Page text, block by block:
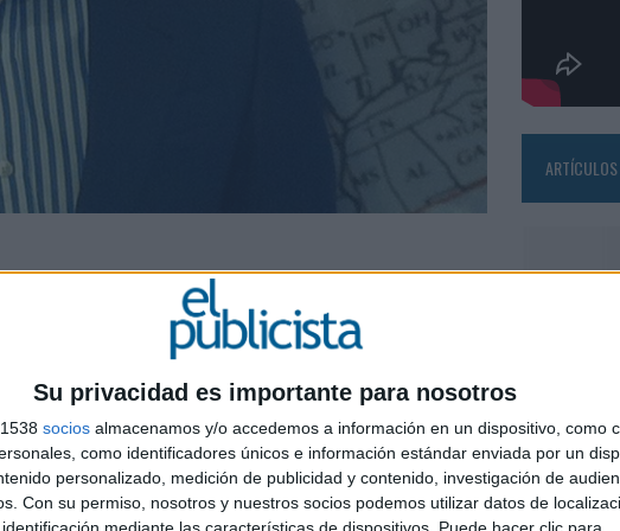
Su privacidad es importante para nosotros
socios almacenamos y/o accedemos a información en un dispositivo, como
como identificadores únicos e información estándar enviada por un
personalizado, medición de publicidad y contenido, investigación de
Con su permiso, nosotros y nuestros socios podemos utilizar datos de
mediante las características de dispositivos. Puede hacer clic para
OPORTUNIDAD DE INCLUSIÓN
EXPERIENCIA DE MARCA EN IBIZA
de la compañía
del departamento de Nuevo Negocio. Serrano viene de Zieltraffic España, donde
las estrategias de ventas dentro del departamento de New Business de su filial
desarrollado su carrera profesional en el área de Marketing & Ventas desde 2006,
activa y gestión de diferentes carteras de clientes, elaboración y desarrollo de planes
con proveedores, entre otras.